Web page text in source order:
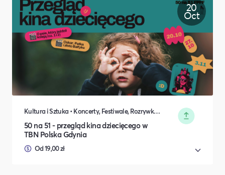
20
Oct
Kultura i Sztuka • Koncerty, Festiwale, Rozrywka • Wydarzenia okolicznościowe • Rodzina i relacje międzyludzkie
50 na 51 - przegląd kina dziecięcego w
TBN Polska Gdynia
Od 19,00 zł